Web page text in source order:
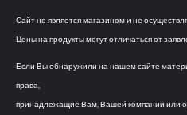
Сайт не является магазином и не
Цены на продукты могут отличаться от
Если Вы обнаружили на нашем сайте
права,
принадлежащие Вам, Вашей компании или